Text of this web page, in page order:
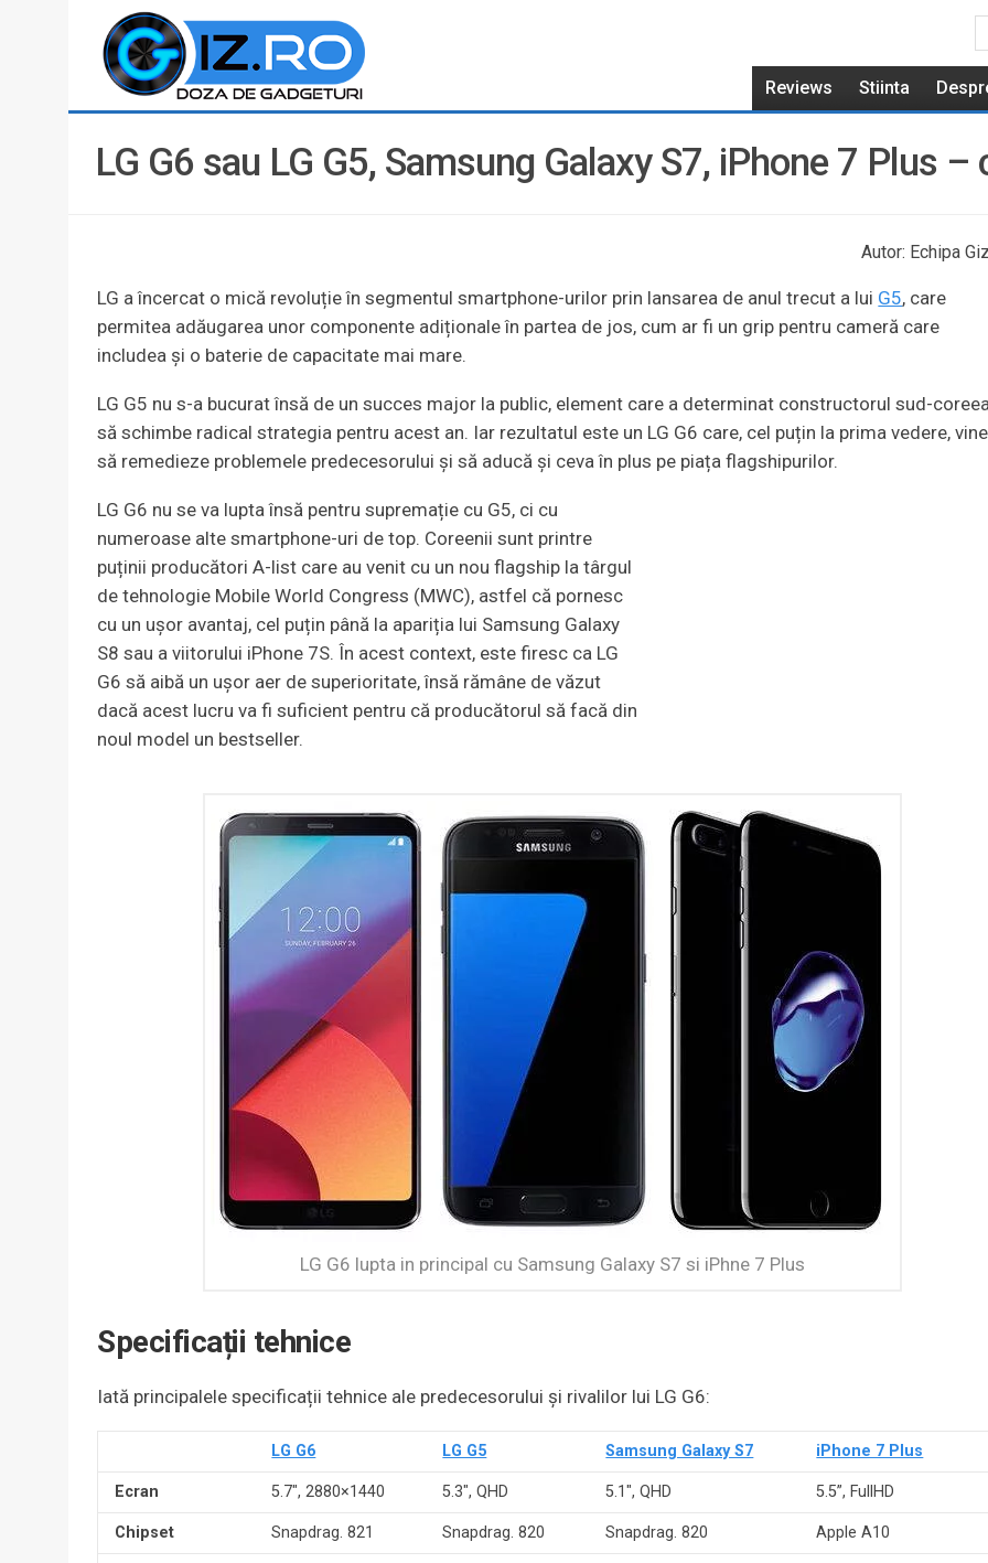
Reviews Stiinta
LG G6 sau LG G5, Samsung Galaxy S7, iPhone 7 Plus
Autor: Echipa
LG a încercat o mică revoluție în segmentul smartphone-urilor prin lansarea de anul trecut a lui G5, care
permitea adăugarea unor componente adiționale în partea de jos, cum ar fi un grip pentru cameră care
includea și o baterie de capacitate mai mare.
LG G5 nu s-a bucurat însă de un succes major la public, element care a determinat constructorul sud-
să schimbe radical strategia pentru acest an. Iar rezultatul este un LG G6 care, cel puțin la prima vedere, vine
să remedieze problemele predecesorului și să aducă și ceva în plus pe piața flagshipurilor.
LG G6 nu se va lupta însă pentru supremație cu G5, ci cu
numeroase alte smartphone-uri de top. Coreenii sunt printre
puținii producători A-list care au venit cu un nou flagship la târgul
de tehnologie Mobile World Congress (MWC), astfel că pornesc
cu un ușor avantaj, cel puțin până la apariția lui Samsung Galaxy
S8 sau a viitorului iPhone 7S. În acest context, este firesc ca LG
G6 să aibă un ușor aer de superioritate, însă rămâne de văzut
dacă acest lucru va fi suficient pentru că producătorul să facă din
noul model un bestseller.
LG G6 lupta in principal cu Samsung Galaxy S7 si iPhne 7 Plus
Specificații tehnice
Iată principalele specificații tehnice ale predecesorului și rivalilor lui LG G6:
LG G6 LG G5 Samsung Galaxy S7 iPhone 7 Plus
Ecran 5.7″, 2880×1440 5.3″, QHD 5.1″, QHD 5.5”, FullHD
Chipset Snapdrag. 821 Snapdrag. 820 Snapdrag. 820 Apple A10